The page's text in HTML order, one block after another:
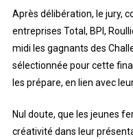
Après délibération, le jury,
entreprises Total, BPI,
midi les gagnants des
sélectionnée pour cette
les prépare, en lien avec
Nul doute, que les jeunes
créativité dans leur